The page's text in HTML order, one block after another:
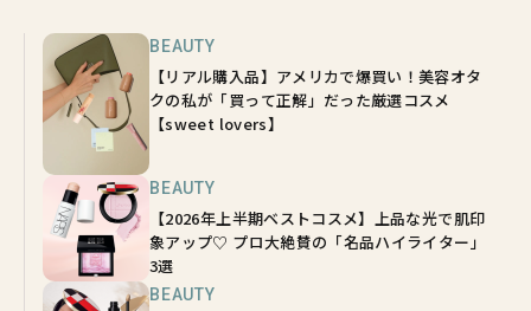
BEAUTY
【リアル購入品】アメリカで爆買い！美容オタ
クの私が「買って正解」だった厳選コスメ
【sweet lovers】
BEAUTY
【2026年上半期ベストコスメ】上品な光で肌印
象アップ♡ プロ大絶賛の「名品ハイライター」
3選
BEAUTY